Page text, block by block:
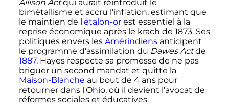
Allison Actqui aurait réintroduit le
bimétallisme et accru l'inflation, estimant que
le maintien de l'étalon-orest essentiel à la
reprise économique après le krach de 1873. Ses
politiques envers les Amérindiensanticipent
le programme d'assimilation du Dawes Actde
1887. Hayes respecte sa promesse de ne pas
briguer un second mandat et quitte la
Maison-Blanche au bout de 4 anspour
retourner dans l'Ohio, où il devient l'avocat de
réformes sociales et éducatives.